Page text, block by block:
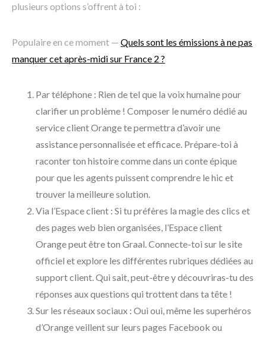
plusieurs options s’offrent à toi :
Populaire en ce moment — Quels sont les émissions à ne pas
manquer cet après-midi sur France 2 ?
Par téléphone : Rien de tel que la voix humaine pour
clarifier un problème ! Composer le numéro dédié au
service client Orange te permettra d’avoir une
assistance personnalisée et efficace. Prépare-toi à
raconter ton histoire comme dans un conte épique
pour que les agents puissent comprendre le hic et
trouver la meilleure solution.
Via l’Espace client : Si tu préfères la magie des clics et
des pages web bien organisées, l’Espace client
Orange peut être ton Graal. Connecte-toi sur le site
officiel et explore les différentes rubriques dédiées au
support client. Qui sait, peut-être y découvriras-tu des
réponses aux questions qui trottent dans ta tête !
Sur les réseaux sociaux : Oui oui, même les superhéros
d’Orange veillent sur leurs pages Facebook ou